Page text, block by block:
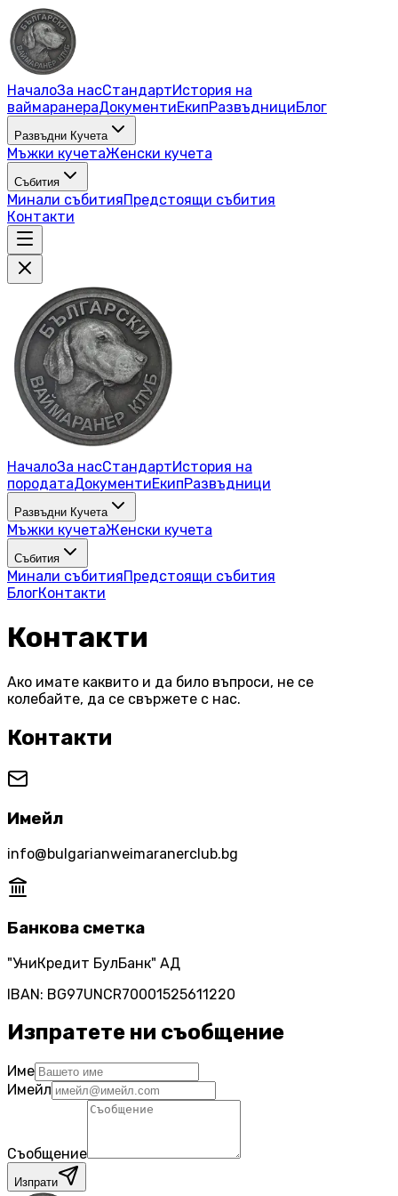
НачалоЗа насСтандартИстория на
ваймаранераДокументиЕкипРазвъднициБлог
Развъдни Кучета
Мъжки кучетаЖенски кучета
Събития
Минали събитияПредстоящи събития
Контакти
НачалоЗа насСтандартИстория на
породатаДокументиЕкипРазвъдници
Развъдни Кучета
Мъжки кучетаЖенски кучета
Събития
Минали събитияПредстоящи събития
БлогКонтакти
Контакти
Ако имате каквито и да било въпроси, не се
колебайте, да се свържете с нас.
Контакти
Имейл
info@bulgarianweimaranerclub.bg
Банкова сметка
"УниКредит БулБанк" АД
IBAN: BG97UNCR70001525611220
Изпратете ни съобщение
Име
Имейл
Съобщение
Изпрати